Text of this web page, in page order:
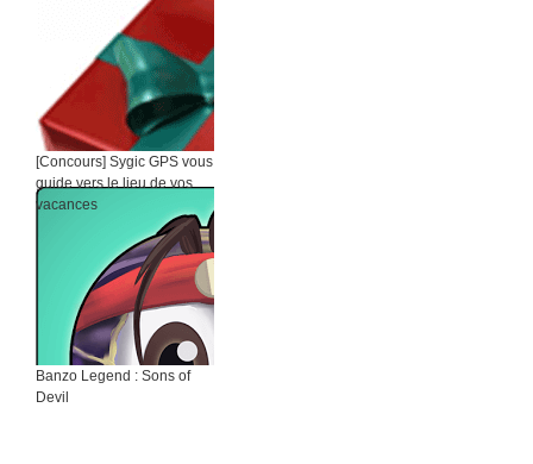
[Concours] Sygic GPS vous
guide vers le lieu de vos
vacances
Banzo Legend : Sons of
Devil